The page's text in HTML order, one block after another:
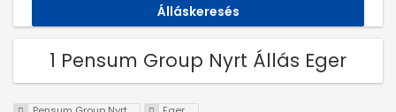
1 Pensum Group Nyrt Állás Eger